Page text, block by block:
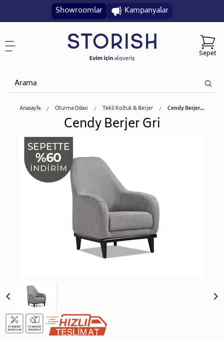
Showroomlar Kampanyalar
Sepet
Anasayfa Oturma Odası Tekli Koltuk & Berjer Cendy Berjer...
Cendy Berjer Gri